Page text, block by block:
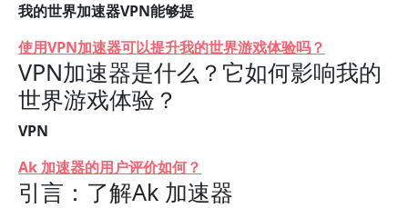
我的世界加速器VPN能够提
使用VPN加速器可以提升我的世界游戏体验吗？
VPN加速器是什么？它如何影响我的
世界游戏体验？
VPN
Ak 加速器的用户评价如何？
引言：了解Ak 加速器